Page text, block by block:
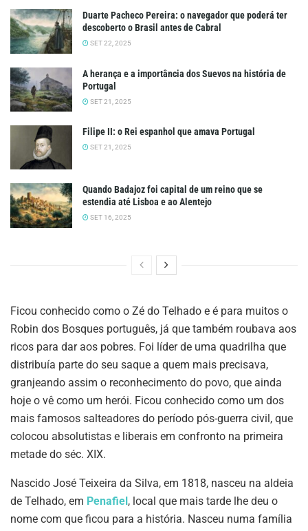
Duarte Pacheco Pereira: o navegador que poderá ter
descoberto o Brasil antes de Cabral
SET 22, 2025
A herança e a importância dos Suevos na história de
Portugal
SET 21, 2025
Filipe II: o Rei espanhol que amava Portugal
SET 21, 2025
Quando Badajoz foi capital de um reino que se
estendia até Lisboa e ao Alentejo
SET 16, 2025
Ficou conhecido como o Zé do Telhado e é para muitos o
Robin dos Bosques português, já que também roubava aos
ricos para dar aos pobres. Foi líder de uma quadrilha que
distribuía parte do seu saque a quem mais precisava,
granjeando assim o reconhecimento do povo, que ainda
hoje o vê como um herói. Ficou conhecido como um dos
mais famosos salteadores do período pós-guerra civil, que
colocou absolutistas e liberais em confronto na primeira
metade do séc. XIX.
Nascido José Teixeira da Silva, em 1818, nasceu na aldeia
de Telhado, em Penafiel, local que mais tarde lhe deu o
nome com que ficou para a história. Nasceu numa família